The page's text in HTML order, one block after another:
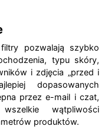
pozwalają szybko
typu skóry,
i zdjęcia „przed i
dopasowanych
przez e-mail i czat,
wątpliwości
produktów.